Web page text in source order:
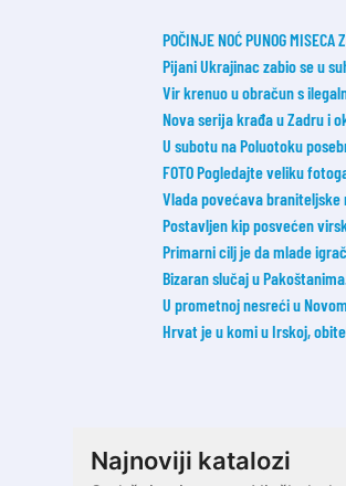
POČINJE NOĆ PUNOG
Pijani Ukrajinac zabio se u
Vir krenuo u obračun s
Nova serija krađa u Zadru i
U subotu na Poluotoku
FOTO Pogledajte veliku
Vlada povećava
Postavljen kip posvećen
Primarni cilj je da mlade
Bizaran slučaj u
U prometnoj nesreći u
Hrvat je u komi u Irskoj,